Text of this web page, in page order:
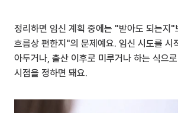
정리하면 임신 계획 중에는 "받아도 되는지"
흐름상 편한지"의 문제예요. 임신 시도를 시
아두거나, 출산 이후로 미루거나 하는 식으
시점을 정하면 돼요.